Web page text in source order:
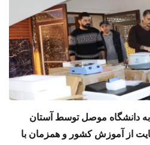
به دانشگاه موصل توسط آستان
از آموزش کشور و همزمان با